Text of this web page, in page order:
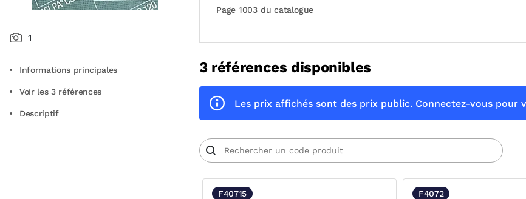
1
Informations principales
Voir les 3 références
Descriptif
Page 1003 du catalogue
3 références disponibles
Les prix affichés sont des prix public. Connectez-vous pour
F40715 F4072